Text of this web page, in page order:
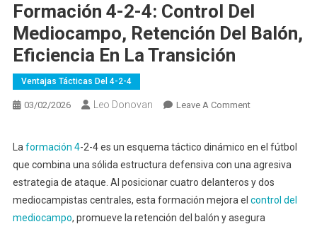
Formación 4-2-4: Control Del
Mediocampo, Retención Del Balón,
Eficiencia En La Transición
Ventajas Tácticas Del 4-2-4
03/02/2026 Leo Donovan Leave A CommentOn
2-
4:
Control
Del
Mediocampo,
Laformación 4-2-4 es un esquema táctico dinámico en el fútbol
que combina una sólida estructura defensiva con una agresiva
estrategia de ataque. Al posicionar cuatro delanteros y dos
mediocampistas centrales, esta formación mejora el control del
mediocampo, promueve la retención del balón y asegura